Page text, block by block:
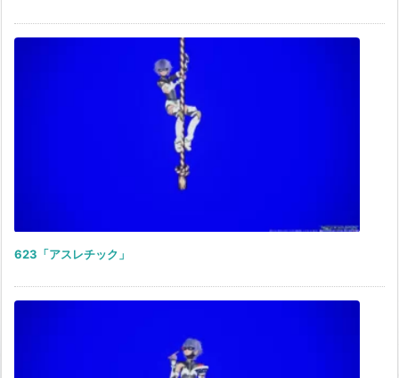
623「アスレチック」